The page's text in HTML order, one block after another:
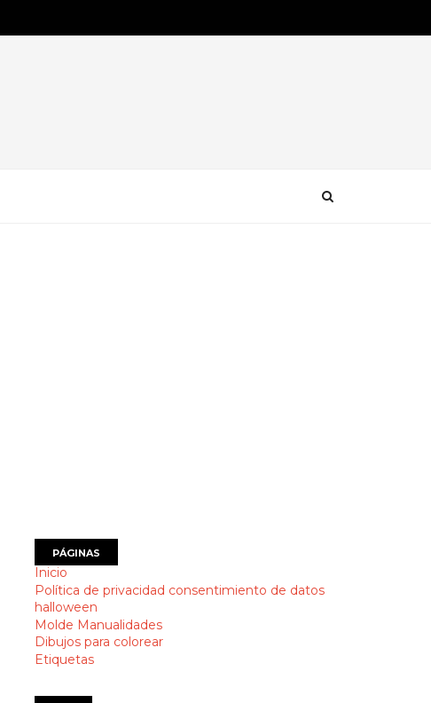
PÁGINAS
Inicio
Política de privacidad consentimiento de datos
halloween
Molde Manualidades
Dibujos para colorear
Etiquetas